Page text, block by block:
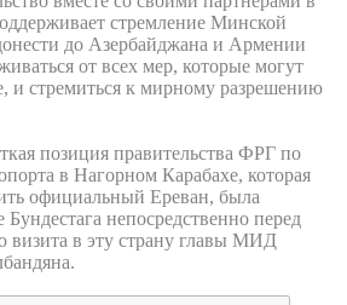
стремление Минской
до Азербайджана и Армении
от всех мер, которые могут
и стремиться к мирному разрешению
позиция правительства ФРГ по
в Нагорном Карабахе, которая
официальный Ереван, была
Бундестага непосредственно перед
визита в эту страну главы МИД